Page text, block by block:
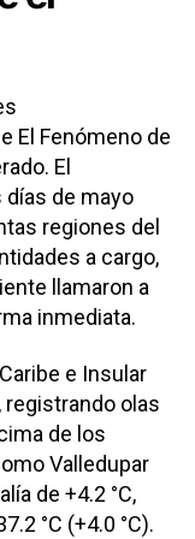
El Fenómeno de
El
de mayo
regiones del
a cargo,
llamaron a
inmediata.
e Insular
registrando olas
de los
Valledupar
de +4.2 °C,
°C (+4.0 °C).